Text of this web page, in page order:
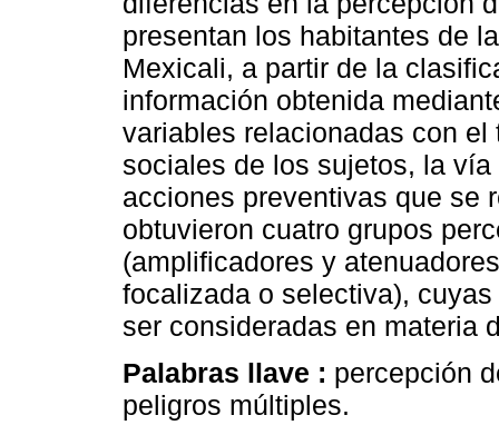
presentan los habitantes de
Mexicali, a partir de la
información obtenida
variables relacionadas con
sociales de los sujetos, la
acciones preventivas que se
obtuvieron cuatro grupos
(amplificadores y
focalizada o selectiva),
ser consideradas en materia
Palabras llave : percepción
peligros múltiples.